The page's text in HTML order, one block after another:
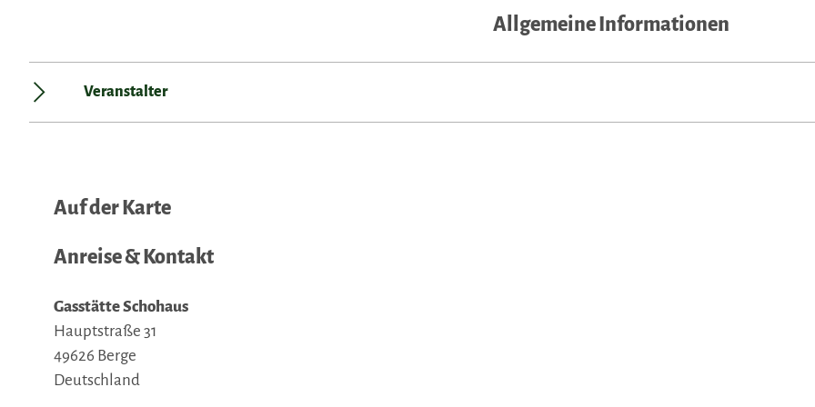
Allgemeine Informationen
Veranstalter
Auf der Karte
Anreise & Kontakt
Gasstätte Schohaus
Hauptstraße 31
49626 Berge
Deutschland